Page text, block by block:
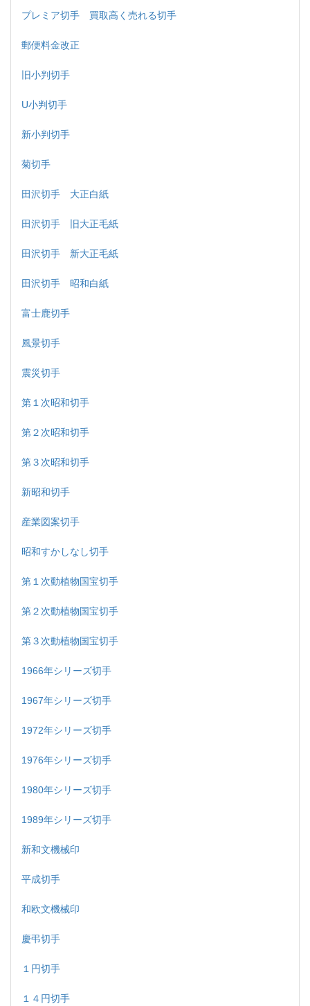
プレミア切手 買取高く売れる切手
郵便料金改正
旧小判切手
U小判切手
新小判切手
菊切手
田沢切手 大正白紙
田沢切手 旧大正毛紙
田沢切手 新大正毛紙
田沢切手 昭和白紙
富士鹿切手
風景切手
震災切手
第１次昭和切手
第２次昭和切手
第３次昭和切手
新昭和切手
産業図案切手
昭和すかしなし切手
第１次動植物国宝切手
第２次動植物国宝切手
第３次動植物国宝切手
1966年シリーズ切手
1967年シリーズ切手
1972年シリーズ切手
1976年シリーズ切手
1980年シリーズ切手
1989年シリーズ切手
新和文機械印
平成切手
和欧文機械印
慶弔切手
１円切手
１４円切手